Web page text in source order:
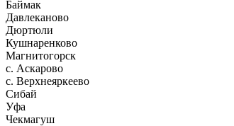
Баймак
Давлеканово
Дюртюли
Кушнаренково
Магнитогорск
с. Аскарово
с. Верхнеяркеево
Сибай
Уфа
Чекмагуш